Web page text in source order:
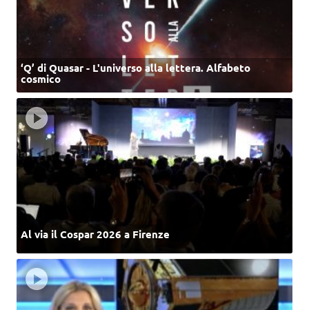
‘Q’ di Quasar - L'universo alla lettera. Alfabeto
cosmico
Al via il Cospar 2026 a Firenze